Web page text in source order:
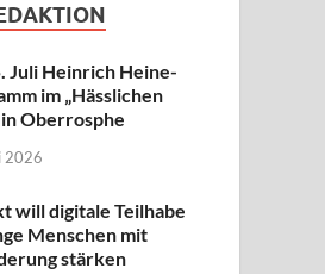
Juli Heinrich Heine-
im „Hässlichen
in Oberrosphe
2026
will digitale Teilhabe
Menschen mit
stärken